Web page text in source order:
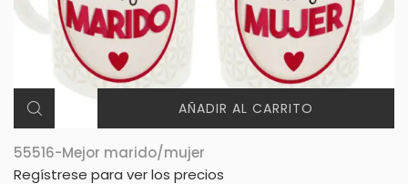
AÑADIR AL CARRITO
55516-Mejor marido/mujer
Regístrese para ver los precios